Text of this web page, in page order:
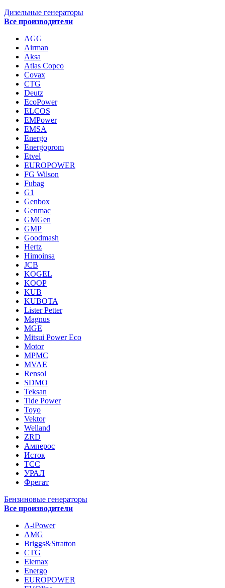
Дизельные генераторы
Все производители
AGG
Airman
Aksa
Atlas Copco
Covax
CTG
Deutz
EcoPower
ELCOS
EMPower
EMSA
Energo
Energoprom
Etvel
EUROPOWER
FG Wilson
Fubag
G1
Genbox
Genmac
GMGen
GMP
Goodmash
Hertz
Himoinsa
JCB
KOGEL
KOOP
KUB
KUBOTA
Lister Petter
Magnus
MGE
Mitsui Power Eco
Motor
MPMC
MVAE
Rensol
SDMO
Teksan
Tide Power
Toyo
Vektor
Welland
ZRD
Амперос
Исток
ТСС
УРАЛ
Фрегат
Бензиновые генераторы
Все производители
A-iPower
AMG
Briggs&Stratton
CTG
Elemax
Energo
EUROPOWER